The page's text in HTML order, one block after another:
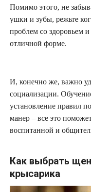
Помимо этого, не
ушки и зубы, режьте
проблем со здоровьем
отличной форме.
И, конечно же, важно
социализации.
установление правил
манер – все это
воспитанной и
Как выбрать
крысарика